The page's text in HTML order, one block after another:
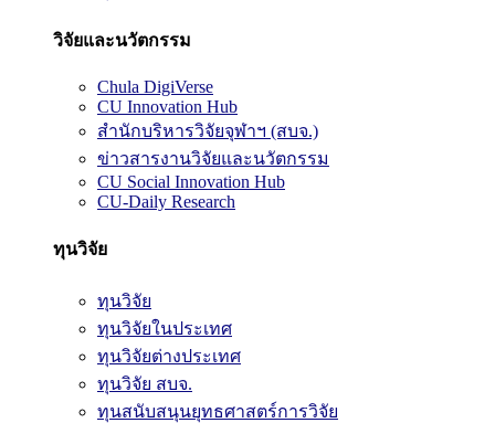
วิจัยและนวัตกรรม
Chula DigiVerse
CU Innovation Hub
สำนักบริหารวิจัยจุฬาฯ (สบจ.)
ข่าวสารงานวิจัยและนวัตกรรม
CU Social Innovation Hub
CU-Daily Research
ทุนวิจัย
ทุนวิจัย
ทุนวิจัยในประเทศ
ทุนวิจัยต่างประเทศ
ทุนวิจัย สบจ.
ทุนสนับสนุนยุทธศาสตร์การวิจัย